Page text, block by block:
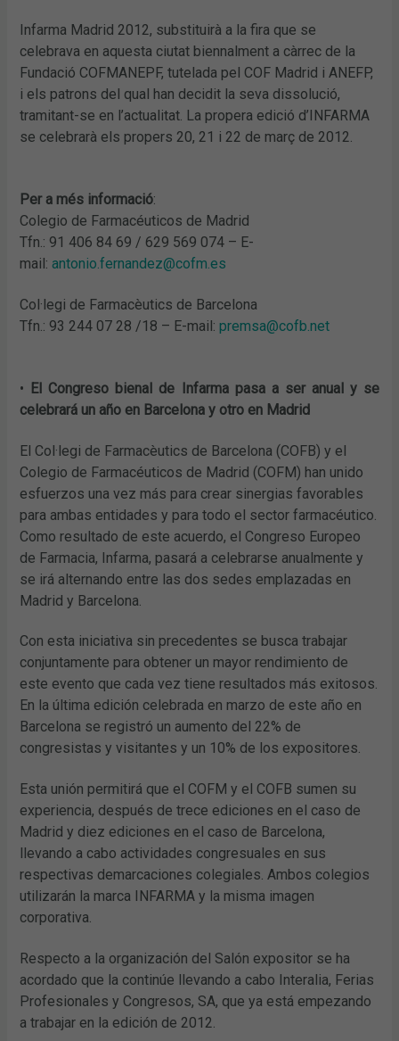
Infarma Madrid 2012, substituirà a la fira que se
celebrava en aquesta ciutat biennalment a càrrec de la
Fundació COFMANEPF, tutelada pel COF Madrid i ANEFP,
i els patrons del qual han decidit la seva dissolució,
tramitant-se en l’actualitat. La propera edició d’INFARMA
se celebrarà els propers 20, 21 i 22 de març de 2012.
Per a més informació:
Colegio de Farmacéuticos de Madrid
Tfn.: 91 406 84 69 / 629 569 074 – E-
mail:antonio.fernandez@cofm.es
Col·legi de Farmacèutics de Barcelona
Tfn.: 93 244 07 28 /18 – E-mail:premsa@cofb.net
•
El Congreso bienal de Infarma pasa a ser anual y se
celebrará un año en Barcelona y otro en Madrid
El Col·legi de Farmacèutics de Barcelona (COFB) y el
Colegio de Farmacéuticos de Madrid (COFM) han unido
esfuerzos una vez más para crear sinergias favorables
para ambas entidades y para todo el sector farmacéutico.
Como resultado de este acuerdo, el Congreso Europeo
de Farmacia, Infarma, pasará a celebrarse anualmente y
se irá alternando entre las dos sedes emplazadas en
Madrid y Barcelona.
Con esta iniciativa sin precedentes se busca trabajar
conjuntamente para obtener un mayor rendimiento de
este evento que cada vez tiene resultados más exitosos.
En la última edición celebrada en marzo de este año en
Barcelona se registró un aumento del 22% de
congresistas y visitantes y un 10% de los expositores.
Esta unión permitirá que el COFM y el COFB sumen su
experiencia, después de trece ediciones en el caso de
Madrid y diez ediciones en el caso de Barcelona,
llevando a cabo actividades congresuales en sus
respectivas demarcaciones colegiales. Ambos colegios
utilizarán la marca INFARMA y la misma imagen
corporativa.
Respecto a la organización del Salón expositor se ha
acordado que la continúe llevando a cabo Interalia, Ferias
Profesionales y Congresos, SA, que ya está empezando
a trabajar en la edición de 2012.